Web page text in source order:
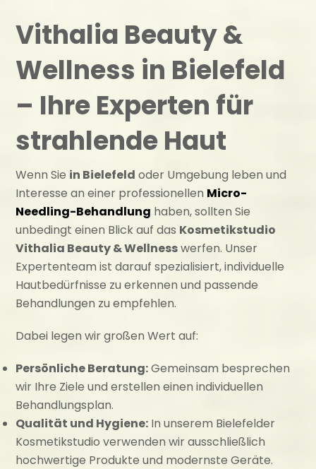
Vithalia Beauty &
Wellness in Bielefeld
– Ihre Experten für
strahlende Haut
Wenn Sie in Bielefeld oder Umgebung leben und
Interesse an einer professionellen Micro-
Needling-Behandlung haben, sollten Sie
unbedingt einen Blick auf das Kosmetikstudio
Vithalia Beauty & Wellnesswerfen. Unser
Expertenteam ist darauf spezialisiert, individuelle
Hautbedürfnisse zu erkennen und passende
Behandlungen zu empfehlen.
Dabei legen wir großen Wert auf:
Persönliche Beratung:Gemeinsam besprechen
wir Ihre Ziele und erstellen einen individuellen
Behandlungsplan.
Qualität und Hygiene: In unserem Bielefelder
Kosmetikstudio verwenden wir ausschließlich
hochwertige Produkte und modernste Geräte.